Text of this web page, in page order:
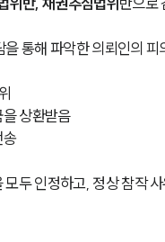
통해 파악한 의뢰인의 피
상환받음
송
두 인정하고, 정상 참작